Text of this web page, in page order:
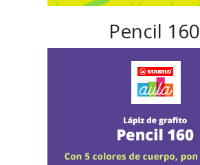
Pencil 160